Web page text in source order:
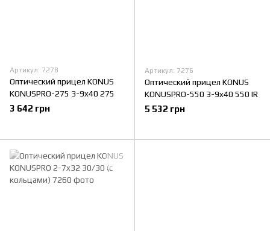
Артикул: 7278
Оптический прицел KONUS
KONUSPRO-275 3-9x40 275
3 642 грн
Артикул: 7276
Оптический прицел KONUS
KONUSPRO-550 3-9x40 550 IR
5 532 грн